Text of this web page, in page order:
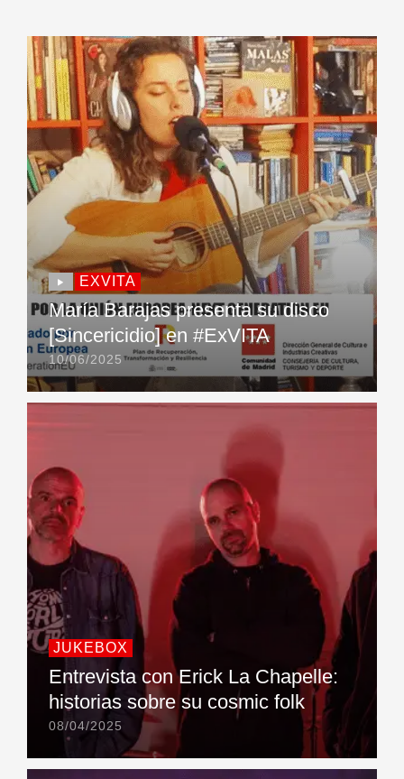
EXVITA
María Barajas presenta su disco
[Sincericidio] en #ExVITA
10/06/2025
JUKEBOX
Entrevista con Erick La Chapelle:
historias sobre su cosmic folk
08/04/2025